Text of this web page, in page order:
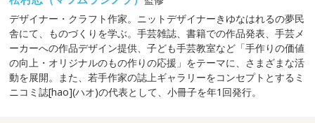
デザイナー・クラフト作家。ニットデザイナーきゆなはれるの夢民
舎にて、ものづくりを学ぶ。手芸雑誌、書籍での作品発表、手芸メ
ーカーへの作品デザイン提供、子ども手芸教室など「手作りの価値
の向上・オリジナルのもの作りの応援」をテーマに、さまざまな活
動を展開。また、若手作家の誌上ギャラリーをコンセプトとするミ
ニコミ誌[hao](ハオ)の代表として、小冊子を年1回発行。